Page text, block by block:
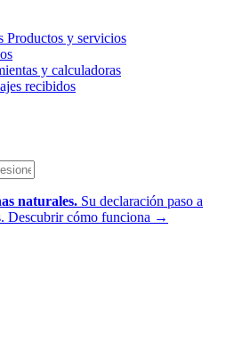
Productos y servicios
y calculadoras
recibidos
naturales. Su declaración paso a
Descubrir cómo funciona →